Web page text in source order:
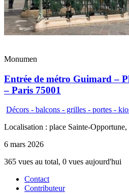
Monumen
Entrée de métro Guimard –
– Paris 75001
Décors - balcons - grilles - portes -
Localisation : place Sainte-Opportune,
6 mars 2026
365 vues au total, 0 vues aujourd'hui
Contact
Contributeur